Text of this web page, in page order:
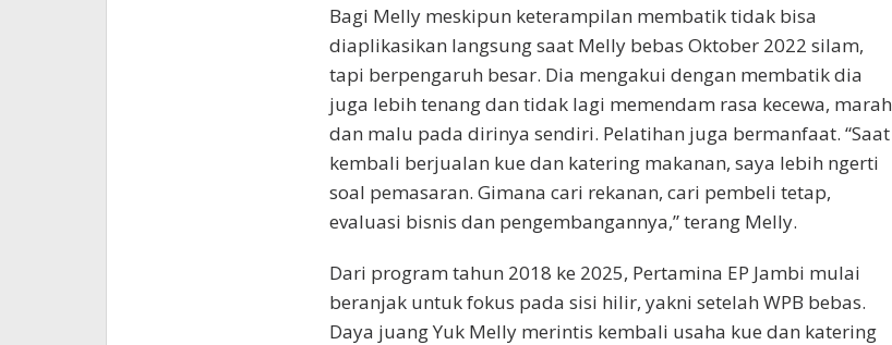
Bagi Melly meskipun keterampilan membatik tidak bisa
diaplikasikan langsung saat Melly bebas Oktober 2022 silam,
tapi berpengaruh besar. Dia mengakui dengan membatik dia
juga lebih tenang dan tidak lagi memendam rasa kecewa, marah
dan malu pada dirinya sendiri. Pelatihan juga bermanfaat. “Saat
kembali berjualan kue dan katering makanan, saya lebih ngerti
soal pemasaran. Gimana cari rekanan, cari pembeli tetap,
evaluasi bisnis dan pengembangannya,” terang Melly.
Dari program tahun 2018 ke 2025, Pertamina EP Jambi mulai
beranjak untuk fokus pada sisi hilir, yakni setelah WPB bebas.
Daya juang Yuk Melly merintis kembali usaha kue dan katering